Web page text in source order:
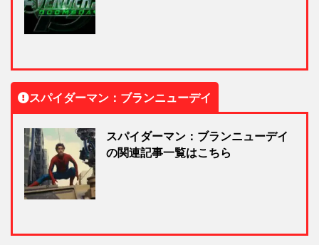
スパイダーマン：ブランニューデイ
スパイダーマン：ブランニューデイ
の関連記事一覧はこちら